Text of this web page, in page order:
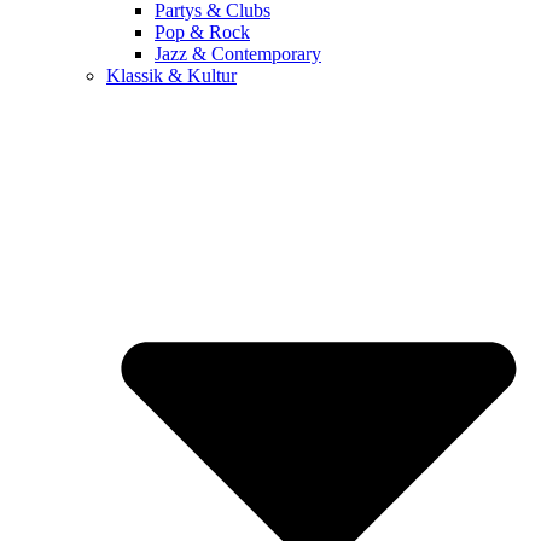
Partys & Clubs
Pop & Rock
Jazz & Contemporary
Klassik & Kultur